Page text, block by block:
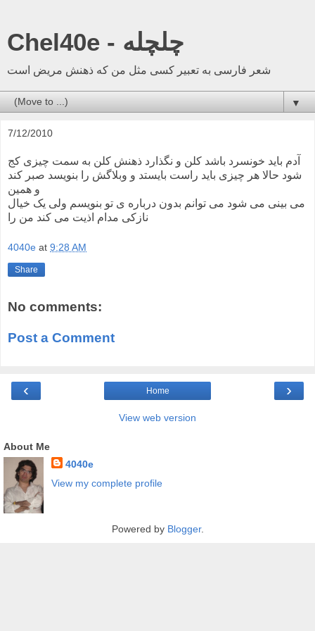
Chel40e - چلچله
شعر فارسی به تعبیر کسی مثل من که ذهنش مریض است
▼
7/12/2010
آدم باید خونسرد باشد کلن و نگذارد ذهنش کلن به سمت چیزی کج
شود حالا هر چیزی باید راست بایستد و وبلاگش را بنویسد صبر کند
و همین
می بینی می شود می توانم بدون درباره ی تو بنویسم ولی یک خیال
نازکی مدام اذیت می کند من را
4040e at 9:28 AM
Share
No comments:
Post a Comment
‹ ›
Home
View web version
About Me
4040e
View my complete profile
Powered by Blogger.